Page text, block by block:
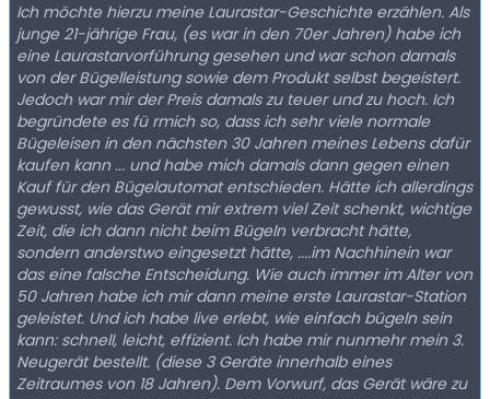
Ich möchte hierzu meine Laurastar-Geschichte erzählen. Als
junge 21-jährige Frau, (es war in den 70er Jahren) habe ich
eine Laurastarvorführung gesehen und war schon damals
von der Bügelleistung sowie dem Produkt selbst begeistert.
Jedoch war mir der Preis damals zu teuer und zu hoch. Ich
begründete es fü rmich so, dass ich sehr viele normale
Bügeleisen in den nächsten 30 Jahren meines Lebens dafür
kaufen kann ... und habe mich damals dann gegen einen
Kauf für den Bügelautomat entschieden. Hätte ich allerdings
gewusst, wie das Gerät mir extrem viel Zeit schenkt, wichtige
Zeit, die ich dann nicht beim Bügeln verbracht hätte,
sondern anderstwo eingesetzt hätte, ....im Nachhinein war
das eine falsche Entscheidung. Wie auch immer im Alter von
50 Jahren habe ich mir dann meine erste Laurastar-Station
geleistet. Und ich habe live erlebt, wie einfach bügeln sein
kann: schnell, leicht, effizient. Ich habe mir nunmehr mein 3.
Neugerät bestellt. (diese 3 Geräte innerhalb eines
Zeitraumes von 18 Jahren). Dem Vorwurf, das Gerät wäre zu